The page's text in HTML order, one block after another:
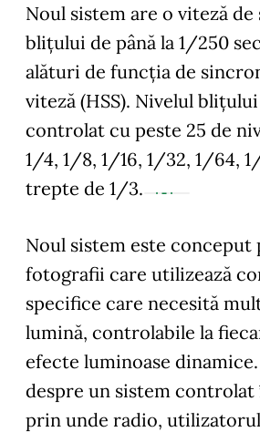
Noul sistem are o viteză
blițului de până la 1/250
alături de funcția de
viteză (HSS). Nivelul
controlat cu peste 25 de
1/4, 1/8, 1/16, 1/32, 1/64,
trepte de 1/3.
Noul sistem este conceput
fotografii care utilizează
specifice care necesită
lumină, controlabile la
efecte luminoase
despre un sistem
prin unde radio,